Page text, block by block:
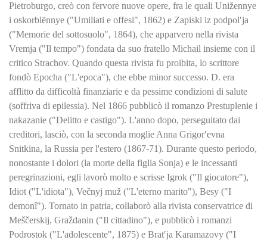
Pietroburgo, creò con fervore nuove opere, fra le quali Unižennye
i oskorblënnye ("Umiliati e offesi", 1862) e Zapiski iz podpol′ja
("Memorie del sottosuolo", 1864), che apparvero nella rivista
Vremja ("Il tempo") fondata da suo fratello Michail insieme con il
critico Strachov. Quando questa rivista fu proibita, lo scrittore
fondò Epocha ("L'epoca"), che ebbe minor successo. D. era
afflitto da difficoltà finanziarie e da pessime condizioni di salute
(soffriva di epilessia). Nel 1866 pubblicò il romanzo Prestuplenie i
nakazanie ("Delitto e castigo"). L'anno dopo, perseguitato dai
creditori, lasciò, con la seconda moglie Anna Grigor′evna
Snitkina, la Russia per l'estero (1867-71). Durante questo periodo,
nonostante i dolori (la morte della figlia Sonja) e le incessanti
peregrinazioni, egli lavorò molto e scrisse Igrok ("Il giocatore"),
Idiot ("L'idiota"), Večnyj muž ("L'eterno marito"), Besy ("I
demonî"). Tornato in patria, collaborò alla rivista conservatrice di
Meščerskij, Graždanin ("Il cittadino"), e pubblicò i romanzi
Podrostok ("L'adolescente", 1875) e Brat′ja Karamazovy ("I